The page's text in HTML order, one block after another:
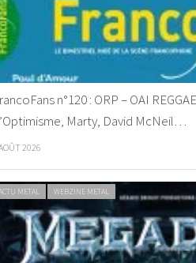
n°120 : ORP – OAI
Marty, David McNeil…
2026
METAL WEBZINE METAL